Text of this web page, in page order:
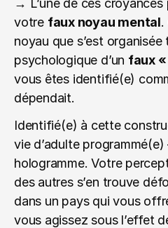
→ L’une de ces
votre faux noyau mental.
noyau que s’est
psychologique d’un faux «
vous êtes identifié(e)
dépendait.
Identifié(e) à cette
vie d’adulte
hologramme. Votre
des autres s’en trouve
dans un pays qui vous
vous agissez sous l’effet